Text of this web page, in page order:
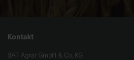
Kontakt
BAT Agrar GmbH & Co. KG